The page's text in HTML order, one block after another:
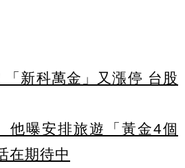
「新科萬金」又漲停 台股
他曝安排旅遊「黃金4個
在期待中